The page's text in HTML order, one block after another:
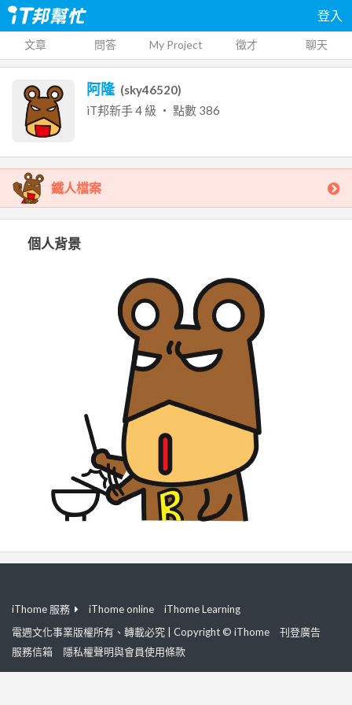
登入
文章 問答 My Project 徵才 聊天
阿隆 (sky46520)
iT邦新手4 級 ‧ 點數 386
鐵人檔案
個人背景
iThome 服務 iThome online
iThome Learning
電週文化事業版權所有、轉載必究 | Copyright © iThome
刊登廣告
服務信箱
隱私權聲明與會員使用條款